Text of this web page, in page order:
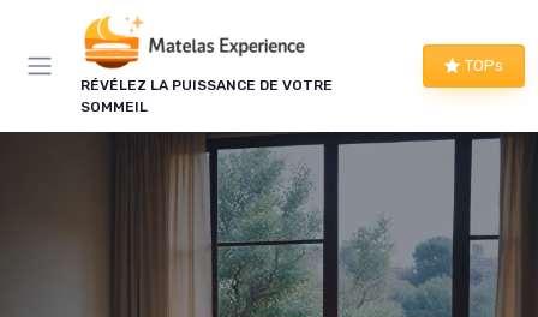
RÉVÉLEZ LA PUISSANCE DE VOTRE
SOMMEIL
TOPs
×
LE CLUB MATELAS EXPERIENCE
Mieux dormir, ça commence
ici !
Une à deux fois par semaine, les bons plans literie
que nous avons vérifiés, nos tests en avant-
première et les conseils qui ne tiennent pas dans
un comparatif.
Panneau de gestion des cookies